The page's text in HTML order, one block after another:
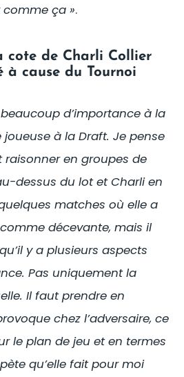
comme ça ».
cote de Charli Collier
cause du Tournoi
d’importance à la
joueuse à la Draft. Je pense
raisonner en groupes de
dessus du lot et Charli en
matches où elle a
décevante, mais il
y a plusieurs aspects
Pas uniquement la
Il faut prendre en
chez l’adversaire, ce
le plan de jeu et en termes
qu’elle fait pour moi